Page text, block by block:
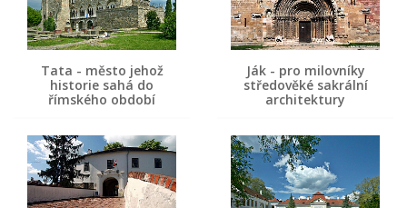
Tata - město jehož
historie sahá do
římského období
Ják - pro milovníky
středověké sakrální
architektury